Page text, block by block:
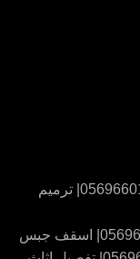
عزل وصيانة الحمامات في عجمان |0569660143| ترميم